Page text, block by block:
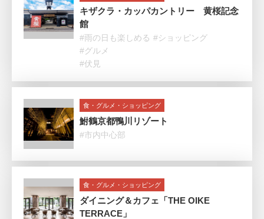
キザクラ・カッパカントリー 黄桜記念
館
#雨の日も楽しめる #ショッピング
#グルメ
#伏見
食・グルメ・ショッピング
鮒鶴京都鴨川リゾート
#市内中心部
食・グルメ・ショッピング
ダイニング＆カフェ「THE OIKE
TERRACE」